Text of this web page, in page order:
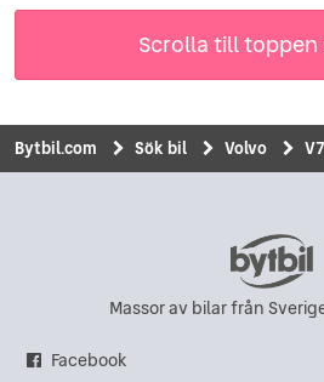
Scrolla till toppen
Bytbil.com Sök bil Volvo
Massor av bilar från
Facebook